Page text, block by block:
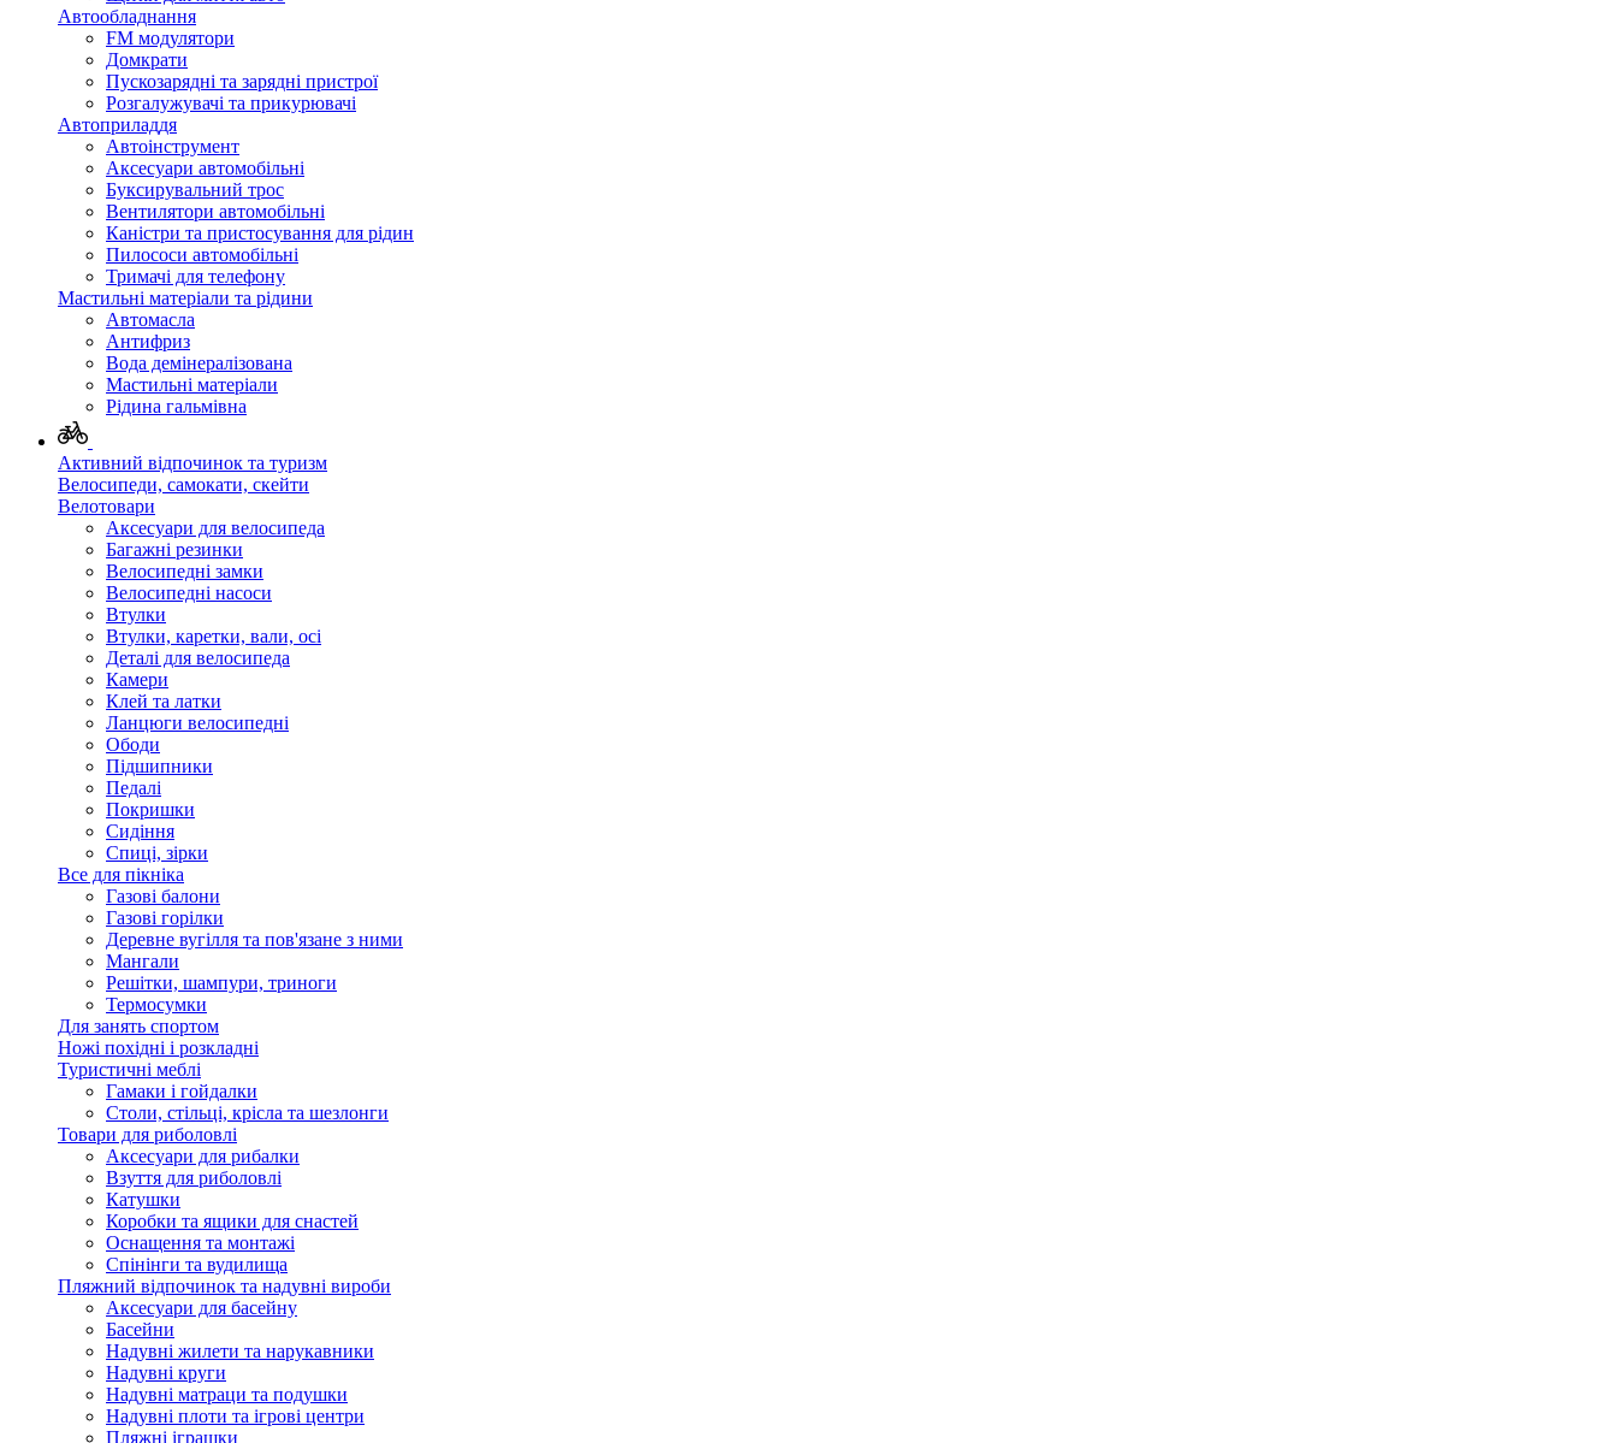
Автообладнання
FM модулятори
Домкрати
Пускозарядні та зарядні пристрої
Розгалужувачі та прикурювачі
Автоприладдя
Автоінструмент
Аксесуари автомобільні
Буксирувальний трос
Вентилятори автомобільні
Каністри та пристосування для рідин
Пилососи автомобільні
Тримачі для телефону
Мастильні матеріали та рідини
Автомасла
Антифриз
Вода демінералізована
Мастильні матеріали
Рідина гальмівна
Активний відпочинок та туризм
Велосипеди, самокати, скейти
Велотовари
Аксесуари для велосипеда
Багажні резинки
Велосипедні замки
Велосипедні насоси
Втулки
Втулки, каретки, вали, осі
Деталі для велосипеда
Камери
Клей та латки
Ланцюги велосипедні
Ободи
Підшипники
Педалі
Покришки
Сидіння
Спиці, зірки
Все для пікніка
Газові балони
Газові горілки
Деревне вугілля та пов'язане з ними
Мангали
Решітки, шампури, триноги
Термосумки
Для занять спортом
Ножі похідні і розкладні
Туристичні меблі
Гамаки і гойдалки
Столи, стільці, крісла та шезлонги
Товари для риболовлі
Аксесуари для рибалки
Взуття для риболовлі
Катушки
Коробки та ящики для снастей
Оснащення та монтажі
Спінінги та вудилища
Пляжний відпочинок та надувні вироби
Аксесуари для басейну
Басейни
Надувні жилети та нарукавники
Надувні круги
Надувні матраци та подушки
Надувні плоти та ігрові центри
Пляжні іграшки